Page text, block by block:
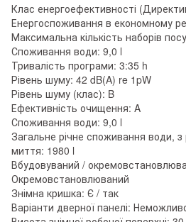
Клас енергоефективності
Енергоспоживання в економному
Максимальна кількість наборів
Споживання води: 9,0 l
Тривалість програми: 3:35 h
Рівень шуму: 42 dB(A) re 1pW
Рівень шуму (клас): B
Ефективність очищення: A
Споживання води: 9,0 l
Загальне річне споживання води, з
миття: 1980 l
Вбудовуваний /
Окремовстановлюваний
Знімна кришка: Є / так
Варіанти дверної панелі: